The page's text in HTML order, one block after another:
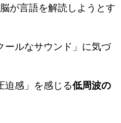
脳が言語を解読しようとす
ールなサウンド」に気づ
迫感」を感じる低周波の